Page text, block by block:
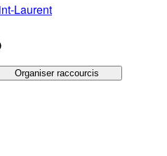
Laurent
Organiser raccourcis